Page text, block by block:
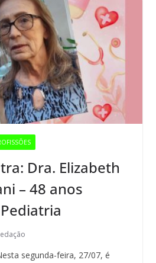
Dra. Elizabeth
– 48 anos
segunda-feira, 27/07, é